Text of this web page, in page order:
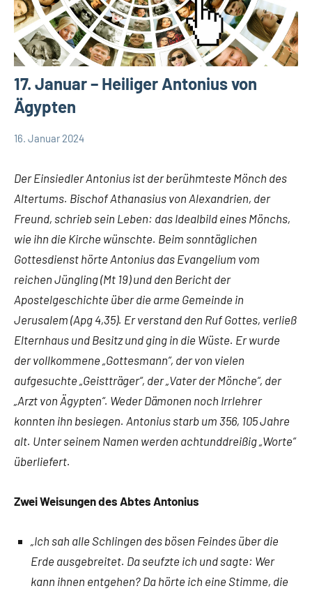
17. Januar – Heiliger Antonius von
Ägypten
16. Januar 2024
Der Einsiedler Antonius ist der berühmteste Mönch des
Altertums. Bischof Athanasius von Alexandrien, der
Freund, schrieb sein Leben: das Idealbild eines Mönchs,
wie ihn die Kirche wünschte. Beim sonntäglichen
Gottesdienst hörte Antonius das Evangelium vom
reichen Jüngling (Mt 19) und den Bericht der
Apostelgeschichte über die arme Gemeinde in
Jerusalem (Apg 4,35). Er verstand den Ruf Gottes, verließ
Elternhaus und Besitz und ging in die Wüste. Er wurde
der vollkommene „Gottesmann“, der von vielen
aufgesuchte „Geistträger“, der „Vater der Mönche“, der
„Arzt von Ägypten“. Weder Dämonen noch Irrlehrer
konnten ihn besiegen. Antonius starb um 356, 105 Jahre
alt. Unter seinem Namen werden achtunddreißig „Worte“
überliefert.
Zwei Weisungen des Abtes Antonius
„Ich sah alle Schlingen des bösen Feindes über die
Erde ausgebreitet. Da seufzte ich und sagte: Wer
kann ihnen entgehen? Da hörte ich eine Stimme, die